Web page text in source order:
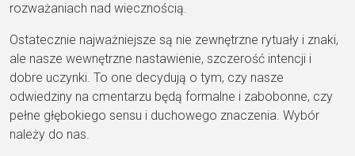
rozważaniach nad wiecznością.
Ostatecznie najważniejsze są nie zewnętrzne rytuały i znaki,
ale nasze wewnętrzne nastawienie, szczerość intencji i
dobre uczynki. To one decydują o tym, czy nasze
odwiedziny na cmentarzu będą formalne i zabobonne, czy
pełne głębokiego sensu i duchowego znaczenia. Wybór
należy do nas.